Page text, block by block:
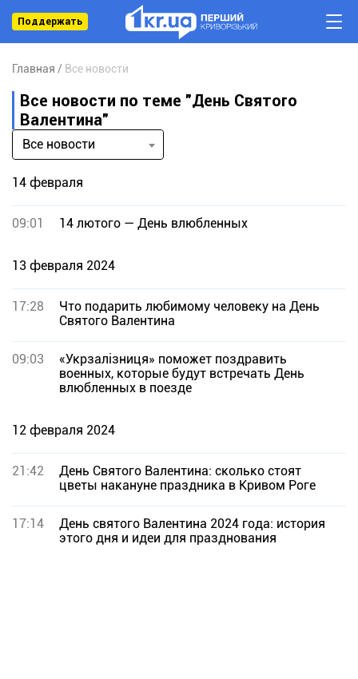
Поддержать
Главная Все новости
Все новости по теме "День Святого
Валентина"
Все новости
14 февраля
09:01 14 лютого — День влюбленных
13 февраля 2024
17:28
Что подарить любимому человеку на День
Святого Валентина
09:03
«Укрзалізниця» поможет поздравить
военных, которые будут встречать День
влюбленных в поезде
12 февраля 2024
21:42
День Святого Валентина: сколько стоят
цветы накануне праздника в Кривом Роге
17:14
День святого Валентина 2024 года: история
этого дня и идеи для празднования